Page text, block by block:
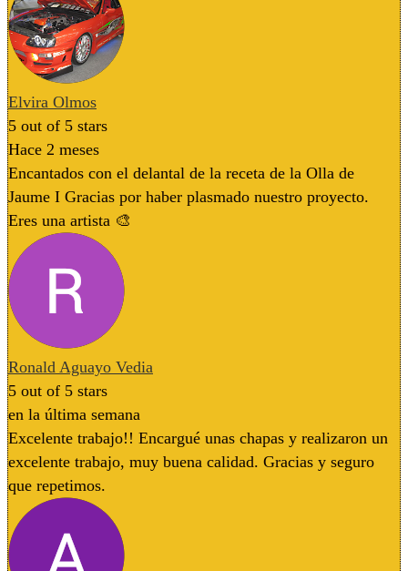
Elvira Olmos
5 out of 5 stars
Hace 2 meses
Encantados con el delantal de la receta de la Olla de
Jaume I Gracias por haber plasmado nuestro proyecto.
Eres una artista 🎨
Ronald Aguayo Vedia
5 out of 5 stars
en la última semana
Excelente trabajo!! Encargué unas chapas y realizaron un
excelente trabajo, muy buena calidad. Gracias y seguro
que repetimos.